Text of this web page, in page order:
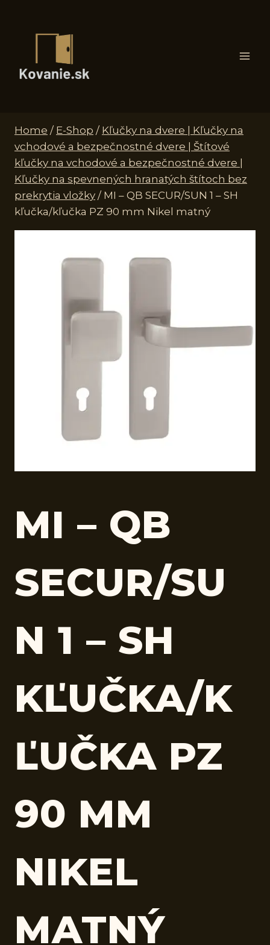
Home / E-Shop / Kľučky na dvere | Kľučky na
vchodové a bezpečnostné dvere | Štítové
kľučky na vchodové a bezpečnostné dvere |
Kľučky na spevnených hranatých štítoch bez
prekrytia vložky / MI – QB SECUR/SUN 1 – SH
kľučka/kľučka PZ 90 mm Nikel matný
MI – QB
SECUR/SU
N 1 – SH
KĽUČKA/K
ĽUČKA PZ
90 MM
NIKEL
MATNÝ